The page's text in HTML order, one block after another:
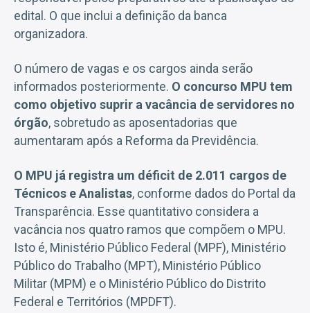
edital. O que inclui a definição da banca
organizadora.
O número de vagas e os cargos ainda serão
informados posteriormente. O concurso MPU tem
como objetivo suprir a vacância de servidores no
órgão, sobretudo as aposentadorias que
aumentaram após a Reforma da Previdência.
O MPU já registra um déficit de 2.011 cargos de
Técnicos e Analistas, conforme dados do Portal da
Transparência. Esse quantitativo considera a
vacância nos quatro ramos que compõem o MPU.
Isto é, Ministério Público Federal (MPF), Ministério
Público do Trabalho (MPT), Ministério Público
Militar (MPM) e o Ministério Público do Distrito
Federal e Territórios (MPDFT).